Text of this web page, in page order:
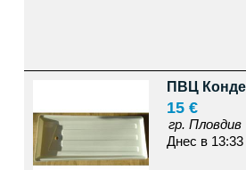
ПВЦ
15 €
гр. Пловдив
Днес в 13:33